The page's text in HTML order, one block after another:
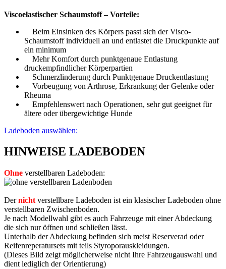
Viscoelastischer Schaumstoff – Vorteile:
Beim Einsinken des Körpers passt sich der Visco-
Schaumstoff individuell an und entlastet die Druckpunkte auf
ein minimum
Mehr Komfort durch punktgenaue Entlastung
druckempfindlicher Körperpartien
Schmerzlinderung durch Punktgenaue Druckentlastung
Vorbeugung von Arthrose, Erkrankung der Gelenke oder
Rheuma
Empfehlenswert nach Operationen, sehr gut geeignet für
ältere oder übergewichtige Hunde
Ladeboden auswählen:
HINWEISE LADEBODEN
Ohne verstellbaren Ladeboden:
Dernicht verstellbare Ladeboden ist ein klasischer Ladeboden ohne
verstellbaren Zwischenboden.
Je nach Modellwahl gibt es auch Fahrzeuge mit einer Abdeckung
die sich nur öffnen und schließen lässt.
Unterhalb der Abdeckung befinden sich meist Reserverad oder
Reifenreperatursets mit teils Styroporauskleidungen.
(Dieses Bild zeigt möglicherweise nicht Ihre Fahrzeugauswahl und
dient lediglich der Orientierung)